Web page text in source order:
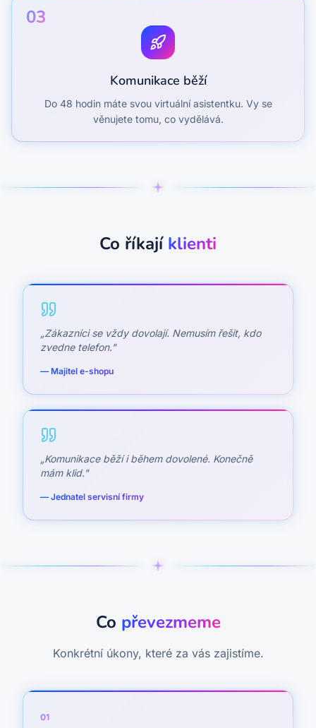
03
Komunikace běží
Do 48 hodin máte svou virtuální asistentku. Vy se
věnujete tomu, co vydělává.
Co říkají klienti
„Zákazníci se vždy dovolají. Nemusím řešit, kdo
zvedne telefon."
— Majitel e-shopu
„Komunikace běží i během dovolené. Konečně
mám klid."
— Jednatel servisní firmy
Co převezmeme
Konkrétní úkony, které za vás zajistíme.
01